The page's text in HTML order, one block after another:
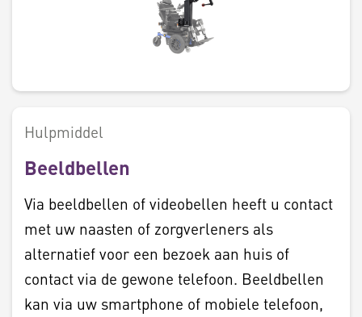
Hulpmiddel
Beeldbellen
Via beeldbellen of videobellen heeft u contact
met uw naasten of zorgverleners als
alternatief voor een bezoek aan huis of
contact via de gewone telefoon. Beeldbellen
kan via uw smartphone of mobiele telefoon,